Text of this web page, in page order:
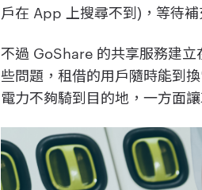
戶在 App 上搜尋不到)，等待補
不過 GoShare 的共享服務建
些問題，租借的用戶隨時能到
電力不夠騎到目的地，一方面